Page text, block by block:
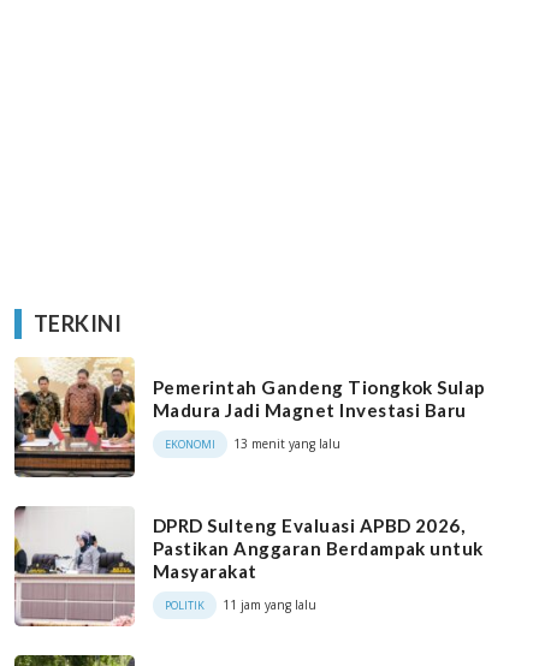
TERKINI
Pemerintah Gandeng Tiongkok Sulap
Madura Jadi Magnet Investasi Baru
EKONOMI 13 menit yang lalu
DPRD Sulteng Evaluasi APBD 2026,
Pastikan Anggaran Berdampak untuk
Masyarakat
POLITIK 11 jam yang lalu